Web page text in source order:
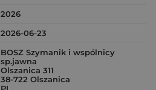
2026
2026-06-23
BOSZ Szymanik i wspólnicy
sp.jawna
Olszanica 311
38-722 Olszanica